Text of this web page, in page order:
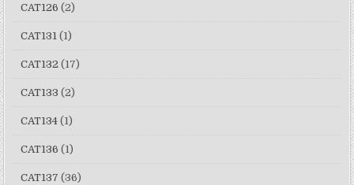
CAT126 (2)
CAT131 (1)
CAT132 (17)
CAT133 (2)
CAT134 (1)
CAT136 (1)
CAT137 (36)